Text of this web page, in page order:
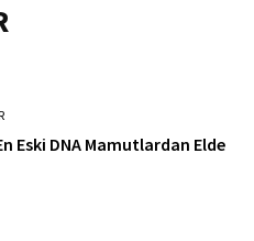
Eski DNA Mamutlardan Elde